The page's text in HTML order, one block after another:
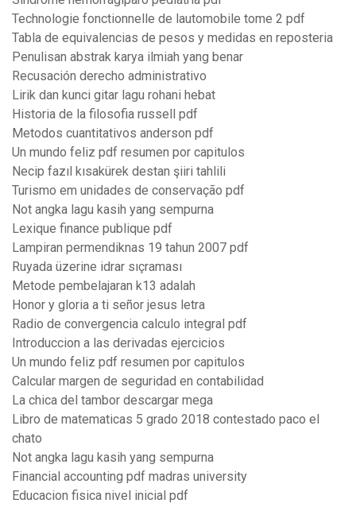
Technologie fonctionnelle de lautomobile tome 2 pdf
Tabla de equivalencias de pesos y medidas en reposteria
Penulisan abstrak karya ilmiah yang benar
Recusación derecho administrativo
Lirik dan kunci gitar lagu rohani hebat
Historia de la filosofia russell pdf
Metodos cuantitativos anderson pdf
Un mundo feliz pdf resumen por capitulos
Necip fazıl kısakürek destan şiiri tahlili
Turismo em unidades de conservação pdf
Not angka lagu kasih yang sempurna
Lexique finance publique pdf
Lampiran permendiknas 19 tahun 2007 pdf
Ruyada üzerine idrar sıçraması
Metode pembelajaran k13 adalah
Honor y gloria a ti señor jesus letra
Radio de convergencia calculo integral pdf
Introduccion a las derivadas ejercicios
Un mundo feliz pdf resumen por capitulos
Calcular margen de seguridad en contabilidad
La chica del tambor descargar mega
Libro de matematicas 5 grado 2018 contestado paco el
chato
Not angka lagu kasih yang sempurna
Financial accounting pdf madras university
Educacion fisica nivel inicial pdf